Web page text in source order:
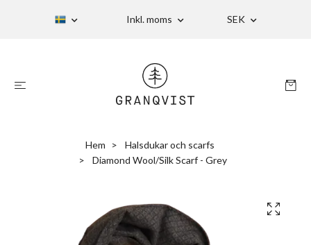
Inkl. moms SEK
Hem
Halsdukar och scarfs
Diamond Wool/Silk Scarf - Grey